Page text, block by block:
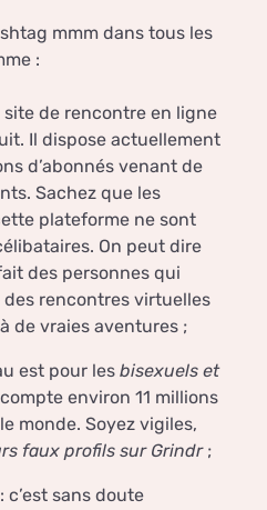
mmm dans tous les
:
site de rencontre en ligne
Il dispose actuellement
d’abonnés venant de
Sachez que les
plateforme ne sont
On peut dire
des personnes qui
rencontres virtuelles
de vraies aventures ;
est pour les bisexuels et
environ 11 millions
monde. Soyez vigiles,
faux profils sur Grindr;
sans doute